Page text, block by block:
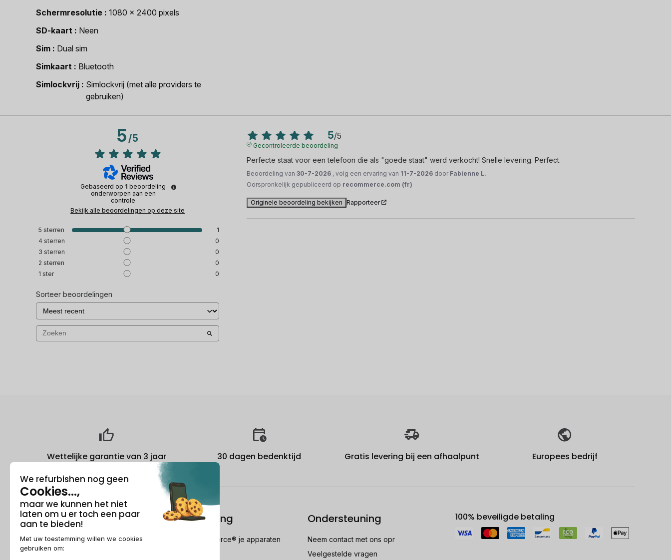
Schermresolutie
1080 x 2400 pixels
SD-kaart
Neen
Sim
Dual sim
Simkaart
Bluetooth
Simlockvrij
Simlockvrij (met alle providers te
gebruiken)
5/5
Gebaseerd op 1 beoordeling
onderworpen aan een
controle
Bekijk alle beoordelingen op deze site
5 sterren
1
4 sterren
0
3 sterren
0
2 sterren
0
1 ster 0
Sorteer beoordelingen
5/5
Gecontroleerde beoordeling
Perfecte staat voor een telefoon die als "goede staat" werd verkocht! Snelle levering. Perfect.
Beoordeling van30-7-2026 , volg een ervaring van 11-7-2026 door Fabienne L.
Oorspronkelijk gepubliceerd op recommerce.com (fr)
Originele beoordeling bekijken Rapporteer
Wettelijke garantie van 3 jaar 30 dagen bedenktijd Gratis levering bij een afhaalpunt Europees bedrijf
Over ons
Wie is Recommerce®?
Refurbishing
Hoe Recommerce® je apparaten
Ondersteuning
Neem contact met ons opr
Veelgestelde vragen
100% beveiligde betaling